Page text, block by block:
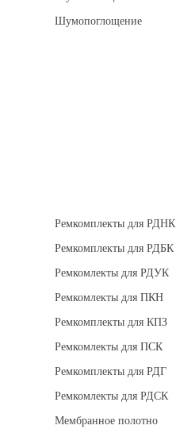
Шумопоглощение
Ремкомплекты для РДНК
Ремкомплекты для РДБК
Ремкомлекты для РДУК
Ремкомлекты для ПКН
Ремкомплекты для КПЗ
Ремкомлекты для ПСК
Ремкомплекты для РДГ
Ремкомлекты для РДСК
Мембранное полотно